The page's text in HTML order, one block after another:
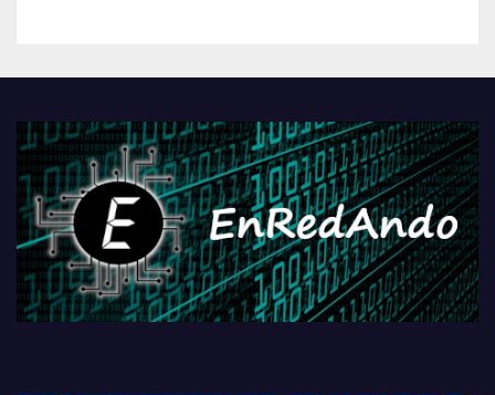
PlayStationeko bideojoko